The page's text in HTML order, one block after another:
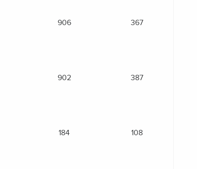
906 367
902 387
184 108